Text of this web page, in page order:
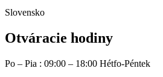
Slovensko
Otváracie hodiny
Po – Pia : 09:00 – 18:00 Hétfo-Péntek